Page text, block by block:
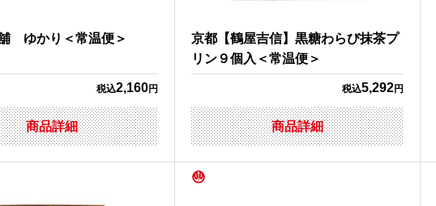
ゆかり＜常温便＞
税込2,160円
商品詳細
京都【鶴屋吉信】黒糖わらび抹茶プ
リン９個入＜常温便＞
税込5,292円
商品詳細